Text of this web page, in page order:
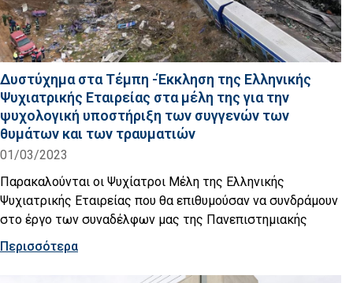
Δυστύχημα στα Τέμπη -Έκκληση της Ελληνικής
Ψυχιατρικής Εταιρείας στα μέλη της για την
ψυχολογική υποστήριξη των συγγενών των
θυμάτων και των τραυματιών
01/03/2023
Παρακαλούνται οι Ψυχίατροι Μέλη της Ελληνικής
Ψυχιατρικής Εταιρείας που θα επιθυμούσαν να συνδράμουν
στο έργο των συναδέλφων μας της Πανεπιστημιακής
Περισσότερα